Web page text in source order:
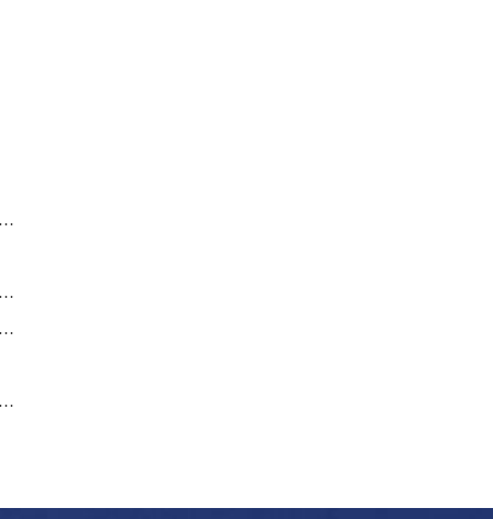
很久不戴不走了解决技巧大全
发条一直上不紧处理方法详解
发条一直上不紧解决技巧盘点
很久不戴不走了处理技巧大全